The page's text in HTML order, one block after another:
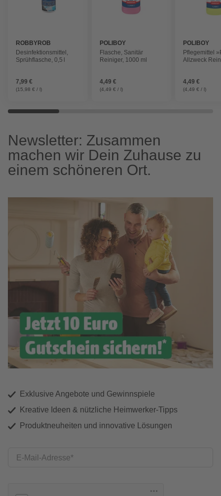
ROBBYROB
Desinfektionsmittel,
Sprühflasche, 0,5 l
7,99 €
(15,98 € / l)
POLIBOY
Flasche, Sanitär
Reiniger, 1000 ml
4,49 €
(4,49 € / l)
POLIBOY
Pflegemittel
Allzweck
4,49 €
(4,49 € / l)
Newsletter: Zusammen
machen wir Dein Zuhause zu
einem schöneren Ort.
Exklusive Angebote und Gewinnspiele
Kreative Ideen & nützliche Heimwerker-Tipps
Produktneuheiten und innovative Lösungen
E-Mail-Adresse